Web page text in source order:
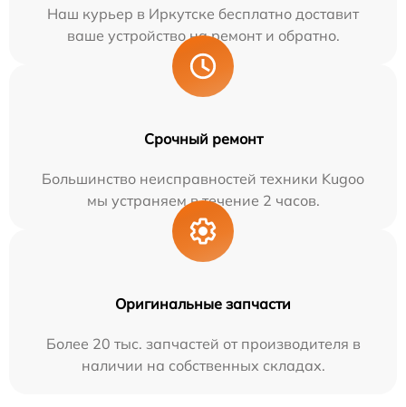
Наш курьер в Иркутске бесплатно доставит
ваше устройство на ремонт и обратно.
Срочный ремонт
Большинство неисправностей техники Kugoo
мы устраняем в течение 2 часов.
Оригинальные запчасти
Более 20 тыс. запчастей от производителя в
наличии на собственных складах.